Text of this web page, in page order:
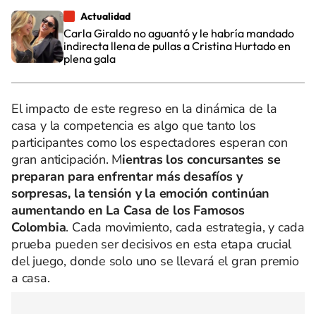
Actualidad
Carla Giraldo no aguantó y le habría mandado
indirecta llena de pullas a Cristina Hurtado en
plena gala
El impacto de este regreso en la dinámica de la
casa y la competencia es algo que tanto los
participantes como los espectadores esperan con
gran anticipación. Mientras los concursantes se
preparan para enfrentar más desafíos y
sorpresas, la tensión y la emoción continúan
aumentando en La Casa de los Famosos
Colombia. Cada movimiento, cada estrategia, y cada
prueba pueden ser decisivos en esta etapa crucial
del juego, donde solo uno se llevará el gran premio
a casa.